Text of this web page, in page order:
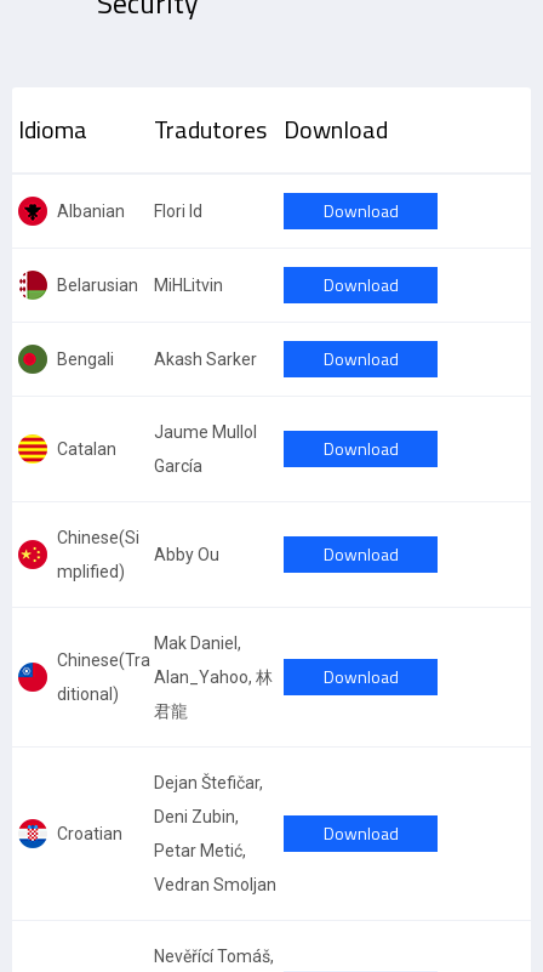
Idioma Tradutores Download
Albanian Flori Id Download
Belarusian MiHLitvin Download
Bengali Akash Sarker Download
Catalan
Jaume Mullol
García
Download
Chinese(Si
mplified)
Abby Ou Download
Chinese(Tra
ditional)
Mak Daniel,
Alan_Yahoo, 林
君龍
Download
Croatian
Dejan Štefičar,
Deni Zubin,
Petar Metić,
Vedran Smoljan
Download
Nevěřící Tomáš,